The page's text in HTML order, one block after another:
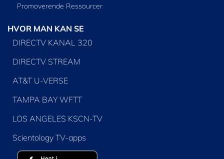
Promoverende Ressourcer
HVOR MAN KAN SE
DIRECTV KANAL 320
DIRECTV STREAM
AT&T U-VERSE
TAMPA BAY WFTT
LOS ANGELES KSCN-TV
Scientology TV-apps